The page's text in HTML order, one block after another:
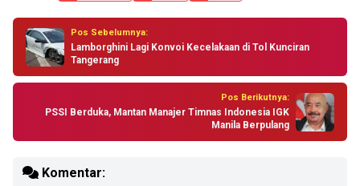
Pos Sebelumnya:
Lamborghini Lagi Konvoi Kecelakaan di Tol Kunciran
Tangerang
Pos Berikutnya:
PSSI Berduka, Mantan Manajer Timnas Indonesia IGK
Manila Berpulang
Komentar: